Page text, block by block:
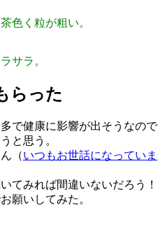
色く粒が粗い。
サラ。
らった
で健康に影響が出そうなので
と思う。
（いつもお世話になっていま
てみれば間違いないだろう！
願いしてみた。